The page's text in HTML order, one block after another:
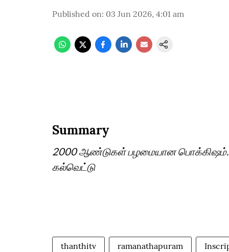
Published on: 03 Jun 2026, 4:01 am
Summary
2000 ஆண்டுகள் பழமையான பொக்கிஷம்..
கல்வெட்டு
thanthitv ramanathapuram